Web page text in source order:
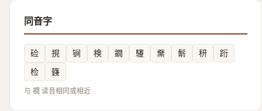
同音字
硷 挸 锏 検 鐗 䮿 䵡 鬋 䄯
䟰
检
籛
与 襉 读音相同或相近